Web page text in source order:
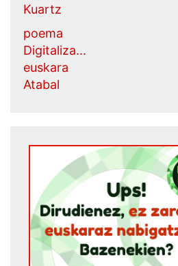
Kuartz
poema
Digitaliza...
euskara
Atabal